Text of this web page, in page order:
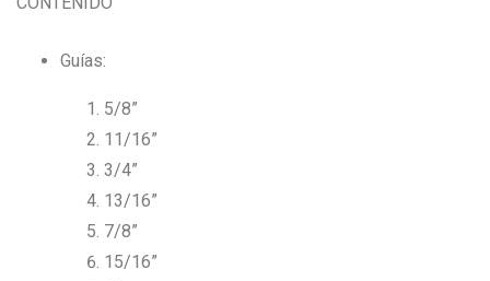
Guías:
5/8”
11/16”
3/4”
13/16”
7/8”
15/16”